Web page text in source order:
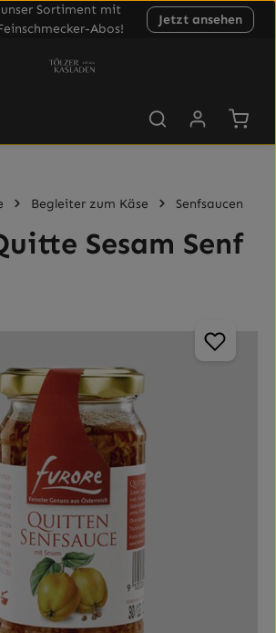
Sortiment mit
Abos!
Jetzt ansehen
Begleiter zum Käse Senfsaucen
Sesam Senf